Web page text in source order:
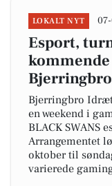
LOKALT NYT
Esport,
Bjerringbro
Bjerringbro
en weekend i
BLACK SWANS
Arrangementet
oktober til
varierede